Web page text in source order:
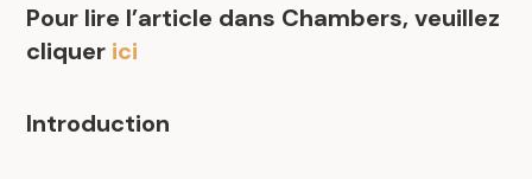
Pour lire l’article dans Chambers, veuillez
cliquer ici
Introduction